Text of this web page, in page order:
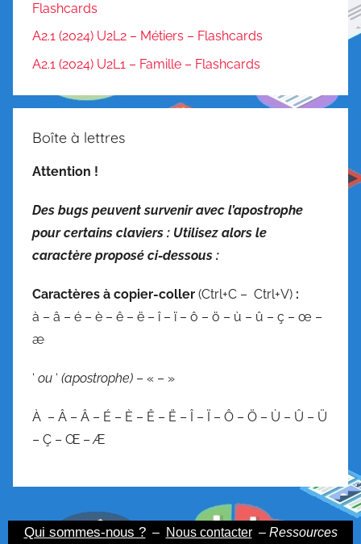
G
r
m
i
e
o
n
a
o
l
Flashcards
A2.1 (2024) U2L2 – Métiers – Flashcards
A2.1 (2024) U2L1 – Famille – Flashcards
Boîte à lettres
Attention !
Des bugs peuvent survenir avec l’apostrophe
pour certains claviers : Utilisez alors le
caractère proposé ci-dessous :
Caractères à copier-coller (Ctrl+C – Ctrl+V) :
à – â – é – è – ê – ë – î – ï – ô – ö – ù – û – ç – œ –
æ
‘ ou ‘ (apostrophe) – « – »
À – Â – Â – É – È – Ê – Ë – Î – Ï – Ô – Ö – Ù – Û – Ü
– Ç – Œ – Æ
Qui sommes-nous ? – Nous contacter – Ressources